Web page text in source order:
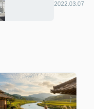
砂辺～
2022.03.07